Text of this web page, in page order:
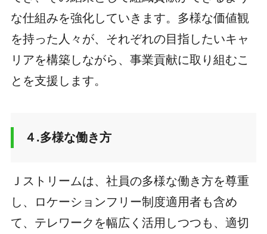
な仕組みを強化していきます。多様な価値観
を持った人々が、それぞれの目指したいキャ
リアを構築しながら、事業貢献に取り組むこ
とを支援します。
４.多様な働き方
Ｊストリームは、社員の多様な働き方を尊重
し、ロケーションフリー制度適用者も含め
て、テレワークを幅広く活用しつつも、適切